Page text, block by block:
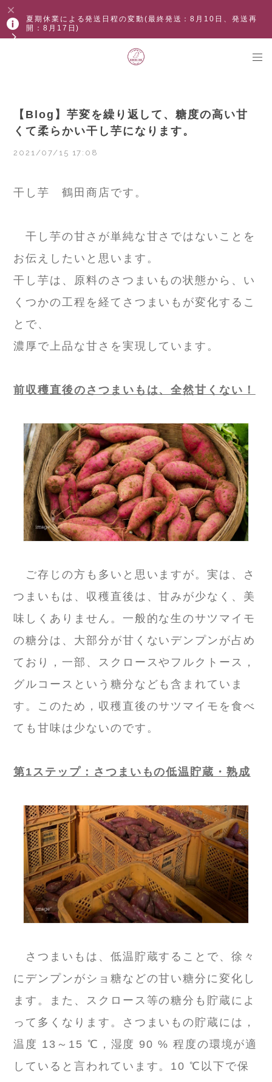
夏期休業による発送日程の変動(最終発送：8月10日、発送再
開：8月17日)
【Blog】芋変を繰り返して、糖度の高い甘
くて柔らかい干し芋になります。
2021/07/15 17:08
干し芋 鶴田商店です。
干し芋の甘さが単純な甘さではないことを
お伝えしたいと思います。
干し芋は、原料のさつまいもの状態から、い
くつかの工程を経てさつまいもが変化するこ
とで、
濃厚で上品な甘さを実現しています。
前収穫直後のさつまいもは、全然甘くない！
ご存じの方も多いと思いますが。実は、さ
つまいもは、収穫直後は、甘みが少なく、美
味しくありません。一般的な生のサツマイモ
の糖分は、大部分が甘くないデンプンが占め
ており，一部、スクロースやフルクトース，
グルコースという糖分なども含まれていま
す。このため，収穫直後のサツマイモを食べ
ても甘味は少ないのです。
第1ステップ：さつまいもの低温貯蔵・熟成
さつまいもは、低温貯蔵することで、徐々
にデンプンがショ糖などの甘い糖分に変化し
ます。また、スクロース等の糖分も貯蔵によ
って多くなります。さつまいもの貯蔵には，
温度 13～15 ℃，湿度 90 % 程度の環境が適
していると言われています。10 ℃以下で保